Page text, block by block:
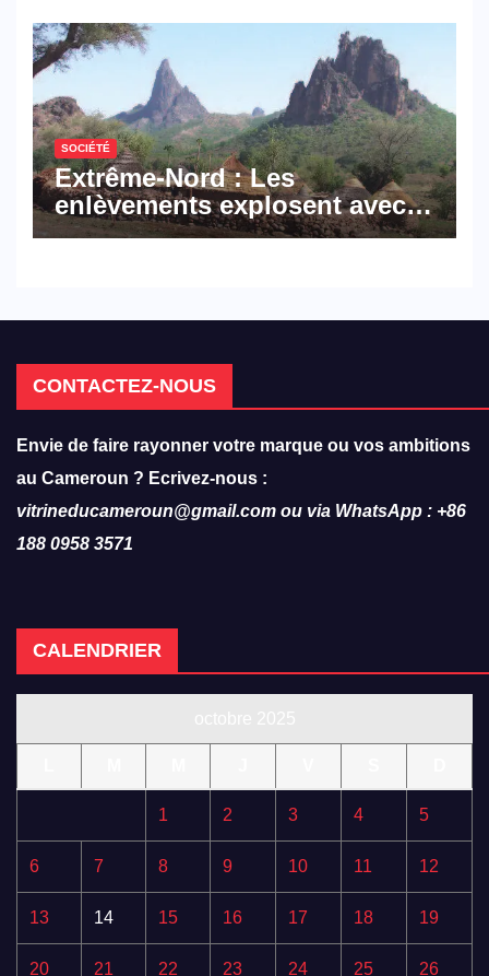
hôtellerie-restauration
SOCIÉTÉ
Extrême-Nord : Les
enlèvements explosent avec
308 victimes en trois mois
CONTACTEZ-NOUS
Envie de faire rayonner votre marque ou vos ambitions
au Cameroun ? Ecrivez-nous :
vitrineducameroun@gmail.com ou via WhatsApp : +86
188 0958 3571
CALENDRIER
1 2 3 4 5
6 7 8 9 10 11 12
13 14 15 16 17 18 19
20 21 22 23 24 25 26